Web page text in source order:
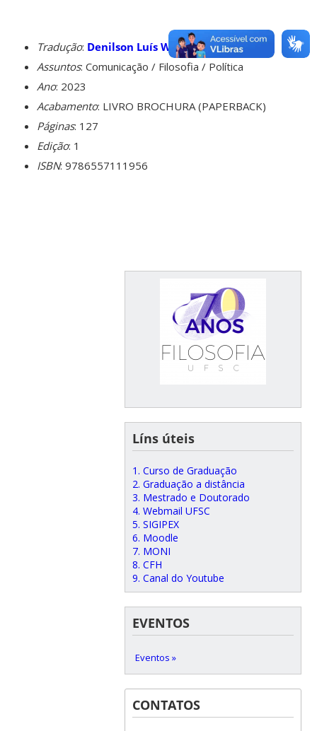
Tradução: Denilson Luís Werle
Assuntos: Comunicação / Filosofia / Política
Ano: 2023
Acabamento: LIVRO BROCHURA (PAPERBACK)
Páginas: 127
Edição: 1
ISBN: 9786557111956
Líns úteis
1. Curso de Graduação
2. Graduação a distância
3. Mestrado e Doutorado
4. Webmail UFSC
5. SIGIPEX
6. Moodle
7. MONI
8. CFH
9. Canal do Youtube
EVENTOS
Eventos »
CONTATOS